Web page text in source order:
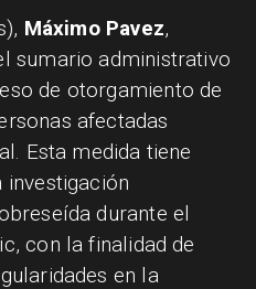
Máximo Pavez,
sumario administrativo
de otorgamiento de
afectadas
Esta medida tiene
durante el
con la finalidad de
en la